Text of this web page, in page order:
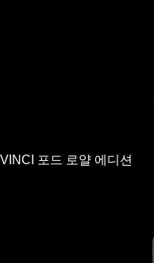
VINCI 포드 로얄 에디션